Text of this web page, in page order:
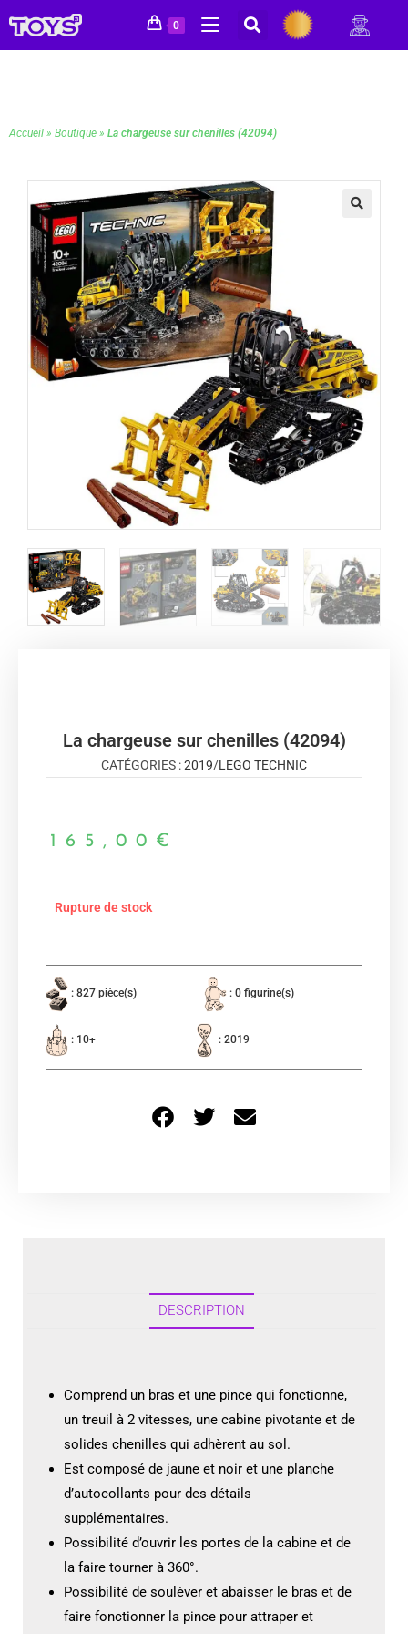
0
Accueil » Boutique » La chargeuse sur chenilles (42094)
La chargeuse sur chenilles (42094)
CATÉGORIES :2019/LEGO TECHNIC
165,00 €
Rupture de stock
: 827 pièce(s) : 0 figurine(s)
: 10+ : 2019
DESCRIPTION
Comprend un bras et une pince qui fonctionne,
un treuil à 2 vitesses, une cabine pivotante et de
solides chenilles qui adhèrent au sol.
Est composé de jaune et noir et une planche
d’autocollants pour des détails
supplémentaires.
Possibilité d’ouvrir les portes de la cabine et de
la faire tourner à 360°.
Possibilité de soulèver et abaisser le bras et de
faire fonctionner la pince pour attraper et